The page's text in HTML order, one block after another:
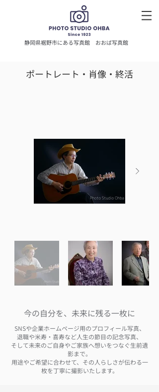
静岡県裾野市にある写真館 おおば写真館
ポートレート・肖像・終活
今の自分を、未来に残る一枚に
SNSや企業ホームページ用のプロフィール写真、
退職や米寿・喜寿など人生の節目の記念写真、
そして未来のご自身やご家族へ想いをつなぐ生前遺
影まで。
用途やご希望に合わせて、その人らしさが伝わる一
枚を丁寧に撮影いたします。